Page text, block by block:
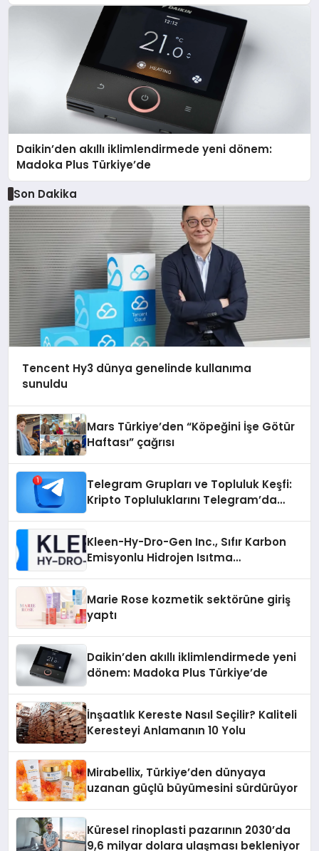
Daikin’den akıllı iklimlendirmede yeni dönem:
Madoka Plus Türkiye’de
Son Dakika
Tencent Hy3 dünya genelinde kullanıma
sunuldu
Mars Türkiye’den “Köpeğini İşe Götür
Haftası” çağrısı
Telegram Grupları ve Topluluk Keşfi:
Kripto Topluluklarını Telegram’da
Kleen-Hy-Dro-Gen Inc., Sıfır Karbon
Emisyonlu Hidrojen Isıtma
Marie Rose kozmetik sektörüne giriş
yaptı
Daikin’den akıllı iklimlendirmede yeni
dönem: Madoka Plus Türkiye’de
İnşaatlık Kereste Nasıl Seçilir? Kaliteli
Keresteyi Anlamanın 10 Yolu
Mirabellix, Türkiye’den dünyaya
uzanan güçlü büyümesini sürdürüyor
Küresel rinoplasti pazarının 2030’da
9,6 milyar dolara ulaşması bekleniyor